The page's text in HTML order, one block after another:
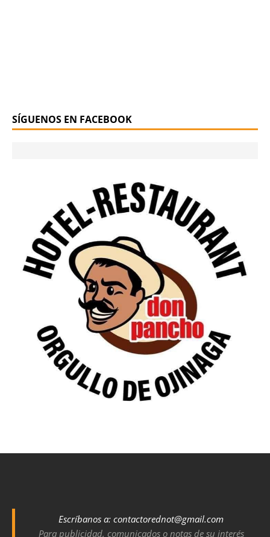
SÍGUENOS EN FACEBOOK
Escríbanos a: contactorednot@gmail.com
Para publicidad, comunicados o notas de su interés